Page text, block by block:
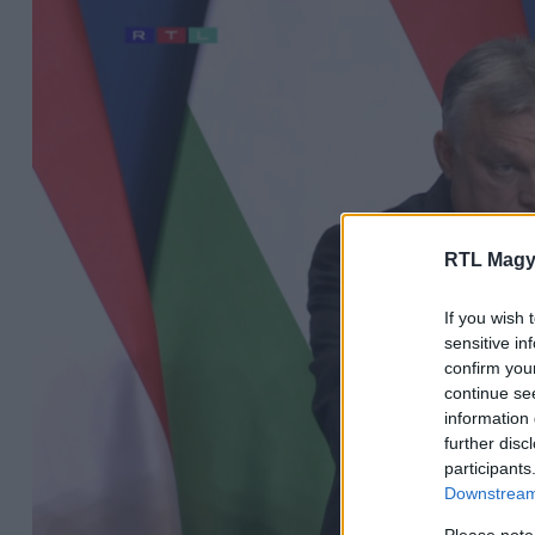
RTL
If you wish
sensitive
confirm
continue
information
further